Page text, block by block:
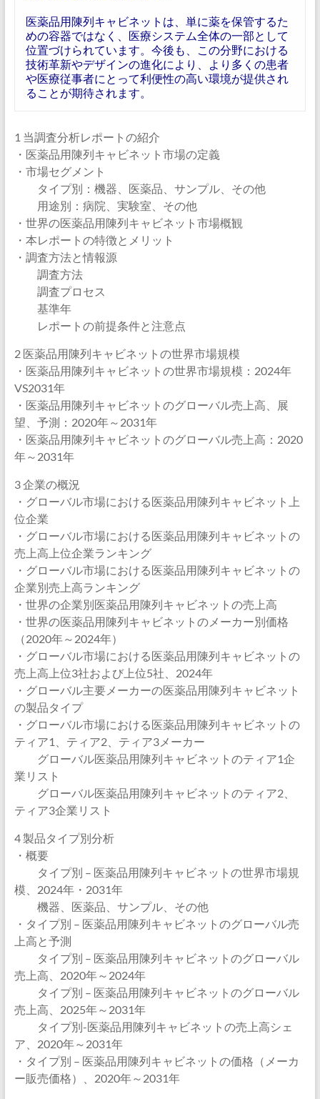
医薬品用陳列キャビネットは、単に薬を保管するた
めの容器ではなく、医療システム全体の一部として
位置づけられています。今後も、この分野における
技術革新やデザインの進化により、より多くの患者
や医療従事者にとって利便性の高い環境が提供され
ることが期待されます。
1 当調査分析レポートの紹介
・医薬品用陳列キャビネット市場の定義
・市場セグメント
タイプ別：機器、医薬品、サンプル、その他
用途別：病院、実験室、その他
・世界の医薬品用陳列キャビネット市場概観
・本レポートの特徴とメリット
・調査方法と情報源
調査方法
調査プロセス
基準年
レポートの前提条件と注意点
2 医薬品用陳列キャビネットの世界市場規模
・医薬品用陳列キャビネットの世界市場規模：2024年
VS2031年
・医薬品用陳列キャビネットのグローバル売上高、展
望、予測：2020年～2031年
・医薬品用陳列キャビネットのグローバル売上高：2020
年～2031年
3 企業の概況
・グローバル市場における医薬品用陳列キャビネット上
位企業
・グローバル市場における医薬品用陳列キャビネットの
売上高上位企業ランキング
・グローバル市場における医薬品用陳列キャビネットの
企業別売上高ランキング
・世界の企業別医薬品用陳列キャビネットの売上高
・世界の医薬品用陳列キャビネットのメーカー別価格
（2020年～2024年）
・グローバル市場における医薬品用陳列キャビネットの
売上高上位3社および上位5社、2024年
・グローバル主要メーカーの医薬品用陳列キャビネット
の製品タイプ
・グローバル市場における医薬品用陳列キャビネットの
ティア1、ティア2、ティア3メーカー
グローバル医薬品用陳列キャビネットのティア1企
業リスト
グローバル医薬品用陳列キャビネットのティア2、
ティア3企業リスト
4 製品タイプ別分析
・概要
タイプ別 – 医薬品用陳列キャビネットの世界市場規
模、2024年・2031年
機器、医薬品、サンプル、その他
・タイプ別 – 医薬品用陳列キャビネットのグローバル売
上高と予測
タイプ別 – 医薬品用陳列キャビネットのグローバル
売上高、2020年～2024年
タイプ別 – 医薬品用陳列キャビネットのグローバル
売上高、2025年～2031年
タイプ別-医薬品用陳列キャビネットの売上高シェ
ア、2020年～2031年
・タイプ別 – 医薬品用陳列キャビネットの価格（メーカ
ー販売価格）、2020年～2031年